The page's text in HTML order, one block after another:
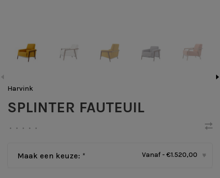
Harvink
SPLINTER FAUTEUIL
• • • • •
Maak een keuze: * Vanaf - €1.520,00 ▾